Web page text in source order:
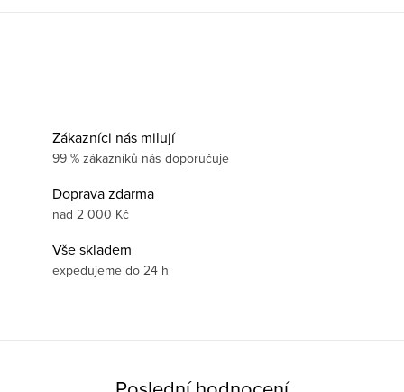
Zákazníci nás milují
99 % zákazníků nás doporučuje
Doprava zdarma
nad 2 000 Kč
Vše skladem
expedujeme do 24 h